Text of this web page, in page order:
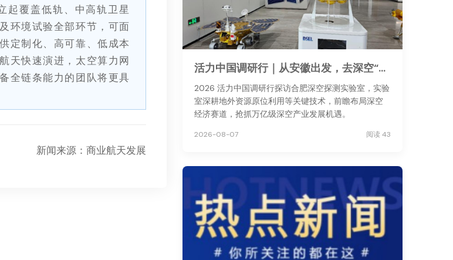
起覆盖低轨、中高轨卫星
环境试验全部环节，可面
定制化、高可靠、低成本
天快速演进，太空算力网
全链条能力的团队将更具
新闻来源：商业航天发展
活力中国调研行｜从安徽出发，去深空“安家”
2026 活力中国调研行探访合肥深空探测实验室，实验
室深耕地外资源原位利用等关键技术，前瞻布局深空
经济赛道，抢抓万亿级深空产业发展机遇。
2026-08-07 阅读 43